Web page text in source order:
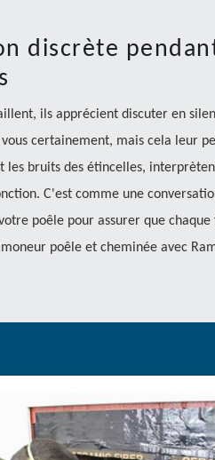
discrète
ils apprécient discuter en
vous certainement, mais cela leur
les bruits des étincelles,
C'est comme une
poêle pour assurer que
poêle et cheminée avec